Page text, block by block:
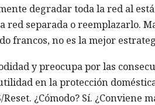
degradar toda la red al
red separada o reemplazarlo.
francos, no es la mejor
y preocupa por las
en la protección
¿Cómodo? Sí. ¿Conviene